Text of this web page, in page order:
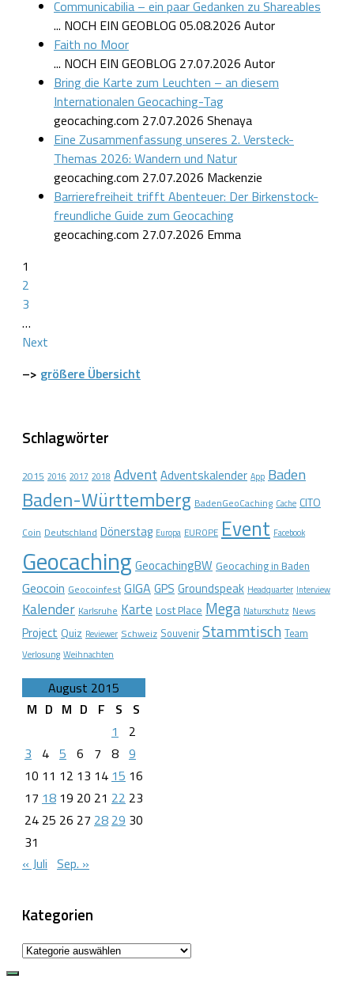
Communicabilia – ein paar Gedanken zu Shareables
... NOCH EIN GEOBLOG 05.08.2026 Autor
Faith no Moor
... NOCH EIN GEOBLOG 27.07.2026 Autor
Bring die Karte zum Leuchten – an diesem
Internationalen Geocaching-Tag
geocaching.com 27.07.2026 Shenaya
Eine Zusammenfassung unseres 2. Versteck-
Themas 2026: Wandern und Natur
geocaching.com 27.07.2026 Mackenzie
Barrierefreiheit trifft Abenteuer: Der Birkenstock-
freundliche Guide zum Geocaching
geocaching.com 27.07.2026 Emma
1
2
3
…
Next
–> größere Übersicht
Schlagwörter
2015 2016 2017 2018 Advent Adventskalender App Baden
Baden-Württemberg BadenGeoCaching Cache CITO
Coin Deutschland Dönerstag Europa EUROPE Event Facebook
Geocaching GeocachingBW Geocaching in Baden
Geocoin Geocoinfest GIGA GPS Groundspeak Headquarter Interview
Kalender Karlsruhe Karte Lost Place Mega Naturschutz News
Project Quiz Reviewer Schweiz Souvenir Stammtisch Team
Verlosung Weihnachten
August 2015
M D M D F S
S
1
2
3
4 5 6 7 8 9
10 11 12 13 14 15 16
17 18 19 20 21 22 23
24 25 26 27 28 29 30
31
« Juli Sep. »
Kategorien
Kategorien